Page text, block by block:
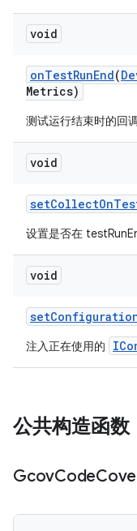
void
onTestRunEnd(
Metrics)
测试运行结束时的回调
void
setCollectOn
设置是否在
void
set
注入正在使用的
公共构造函数
GcovCode